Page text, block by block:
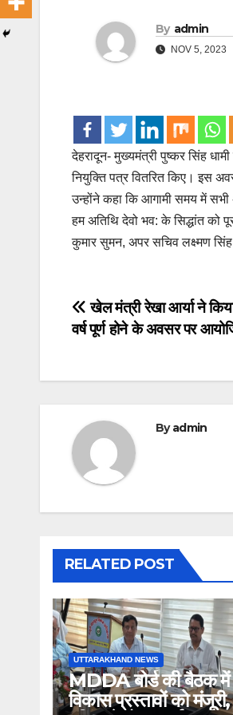
By admin
NOV 5, 2023
देहरादून- मुख्यमंत्री पुष्कर सिंह
नियुक्ति पत्र वितरित किए। इस
उन्होंने कहा कि आगामी समय में सभी
हम अतिथि देवो भव: के सिद्धांत को
कुमार सुमन, अपर सचिव लक्ष्मण
Post
navigation
खेल मंत्री रेखा आर्या ने
वर्ष पूर्ण होने के अवसर पर
Byadmin
RELATED POST
UTTARAKHAND NEWS
MDDA बोर्ड की बैठक
विकास प्रस्तावों को